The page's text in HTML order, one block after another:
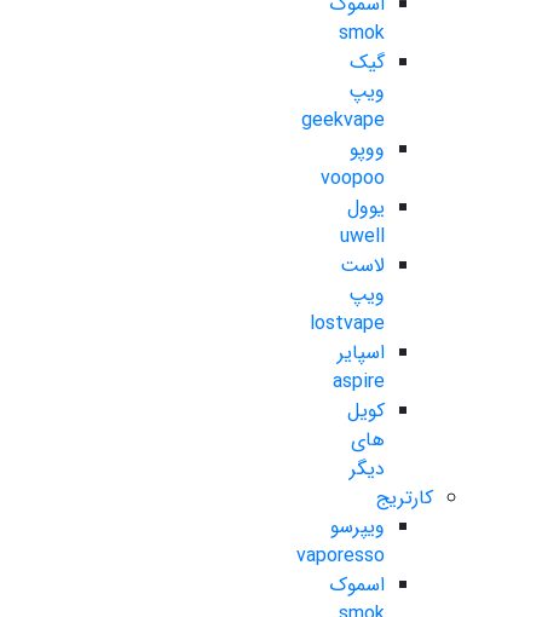
smok
گیک
ویپ
geekvape
ووپو
voopoo
یوول
uwell
لاست
ویپ
lostvape
اسپایر
aspire
کویل
های
دیگر
کارتریج
ویپرسو
vaporesso
اسموک